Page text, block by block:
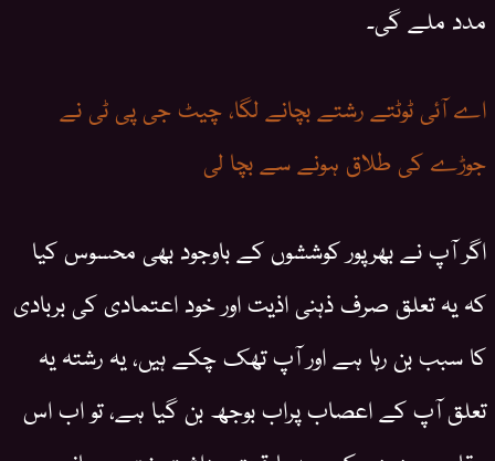
مدد ملے گی۔
اے آئی ٹوٹتے رشتے بچانے لگا، چیٹ جی پی ٹی نے
جوڑے کی طلاق ہونے سے بچا لی
اگر آپ نے بھرپور کوششوں کے باوجود بھی محسوس کیا
کہ یہ تعلق صرف ذہنی اذیت اور خود اعتمادی کی بربادی
کا سبب بن رہا ہے اور آپ تھک چکے ہیں، یہ رشتہ یہ
تعلق آپ کے اعصاب پراب بوجھ بن گیا ہے، تو اب اس